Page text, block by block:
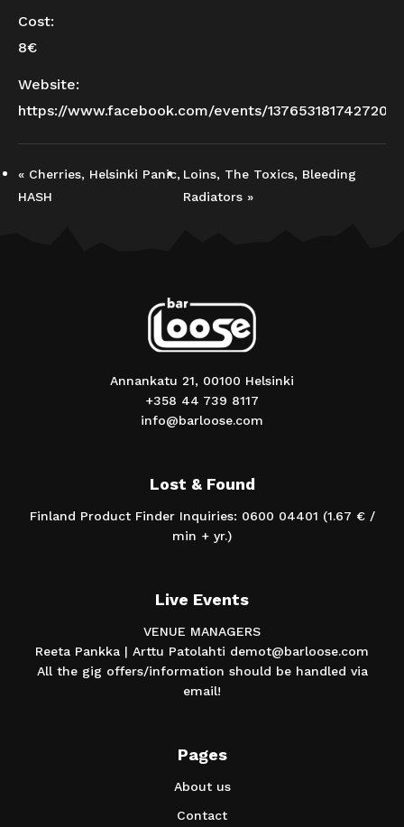
Cost:
8€
Website:
https://www.facebook.com/events/1376531817427200
« Cherries, Helsinki Panic,
HASH
Loins, The Toxics, Bleeding
Radiators »
Annankatu 21, 00100 Helsinki
+358 44 739 8117
info@barloose.com
Lost & Found
Finland Product Finder Inquiries: 0600 04401 (1.67 € /
min + yr.)
Live Events
VENUE MANAGERS
Reeta Pankka | Arttu Patolahti demot@barloose.com
All the gig offers/information should be handled via
email!
Pages
About us
Contact